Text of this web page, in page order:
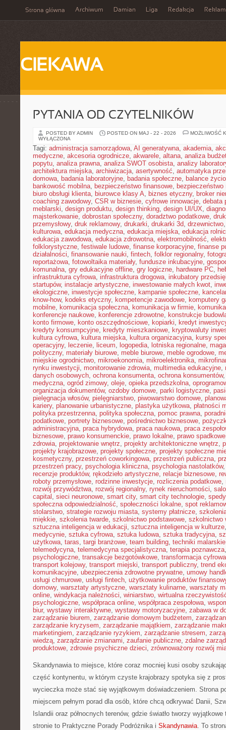
Strona główna Archiwum Damian Liga Redakcja
CIEKAWA
PYTANIA OD CZYTELNIKÓW
POSTED BY ADMIN POSTED ON MAJ - 22 - 2026
MOŻLIWOŚĆ
WYŁĄCZONA
Tagi: administracja samorządowa, AI generatywna, akademia,
medyczne, akcesoria ogrodnicze, akwarele, altana, analiza
popytu, analiza prawna, analiza SWOT osobista, analizy
architektura miejska, archiwizacja, asertywność, automatyka
domowa, badania laboratoryjne, badania społeczne, balance
bankowość mobilna, bezpieczeństwo finansowe, bezpieczeństwo
biuro obsługi klienta, biurowce klasy A, biznes etyczny, broker
coaching zawodowy, CSR w biznesie, cyfrowe innowacje, debata
meblarski, design produktu, design thinking, design UI/UX,
majsterkowanie, dobrostan społeczny, doradztwo podatkowe,
przemysłowy, druk reklamowy, drukarki, drukarki 3d, drzewnictwo
kulturowa, edukacja medyczna, edukacja miejska, edukacja
edukacja zawodowa, edukacja zdrowotna, elektromobilność,
folklorystyczne, festiwale ludowe, finanse korporacyjne, finanse
działalności, finansowanie nauki, fintech, folklor regionalny,
reportażowa, fotowoltaika materiały, fundusze inkubacyjne,
komunalna, gry edukacyjne offline, gry logiczne, hardware PC,
infrastruktura cyfrowa, infrastruktura drogowa, inkubatory
startupów, instalacje artystyczne, inwestowanie małych kwot,
ekologiczne, inwestycje społeczne, kampanie społeczne,
know-how, kodeks etyczny, kompetencje zawodowe, komputery
mobilne, komunikacja społeczna, komunikacja w firmie,
konferencje naukowe, konferencje zdrowotne, konstrukcje
konto firmowe, konto oszczędnościowe, kopiarki, kredyt
kredyty konsumpcyjne, kredyty mieszkaniowe, kryptowaluty
kultura cyfrowa, kultura miejska, kultura organizacyjna, kursy
operacyjny, leczenie, liceum, logopedia, lotniska regionalne,
polityczny, materiały biurowe, meble biurowe, meble ogrodowe,
miejskie ogrodnictwo, mikroekonomia, mikroelektronika,
rynku inwestycji, monitorowanie zdrowia, multimedia edukacyjne,
danych osobowych, ochrona konsumenta, ochrona konsumentów
medyczna, ogród zimowy, oleje, opieka przedszkolna,
organizacja dokumentów, ozdoby domowe, parki logistyczne,
pielęgnacja włosów, pielęgniarstwo, piwowarstwo domowe,
kariery, planowanie urbanistyczne, plastyka użytkowa, płatności
polityka przestrzenna, polityka społeczna, pomoc prawna,
podatkowe, portrety biznesowe, pośrednictwo biznesowe,
administracyjna, praca hybrydowa, praca naukowa, praca
biznesowe, prawo konsumenckie, prawo lokalne, prawo spadkowe
zdrowia, projektowanie wnętrz, projekty architektoniczne wnętrz,
projekty krajobrazowe, projekty społeczne, projekty społeczne
kosmetyczny, przestrzeń coworkingowa, przestrzeń publiczna,
przestrzeń pracy, psychologia kliniczna, psychologia nastolatków
recenzje produktów, rękodzieło artystyczne, relacje biznesowe,
roboty przemysłowe, rodzinne inwestycje, rozliczenia podatkowe,
rozwój przywództwa, rozwój regionalny, rynek nieruchomości,
capital , sieci neuronowe, smart city, smart city technologie,
społeczna odpowiedzialność, społeczności lokalne, spot
stolarstwo, strategie rozwoju miasta, systemy płatnicze,
miękkie, szkolenia twarde, szkolnictwo podstawowe, szkolnictwo
sztuczna inteligencja w edukacji, sztuczna inteligencja w kulturze
medycynie, sztuka cyfrowa, sztuka ludowa, sztuka tradycyjna,
użytkowa, taras, targi branżowe, team building, techniki malarskie
telemedycyna, telemedycyna specjalistyczna, terapia poznawcza
psychologiczne, transakcje bezgotówkowe, transformacja cyfrowa
transport kolejowy, transport miejski, transport publiczny, trend
komunikacyjne, ubezpieczenia zdrowotne prywatne, umowy
usługi chmurowe, usługi fintech, użytkowanie produktów
domowy, warsztaty artystyczne, warsztaty kulinarne, warsztaty
online, windykacja należności, winiarstwo, wirtualna
psychologiczne, współpraca online, współpraca zespołowa,
biur, wystawy interaktywne, wystawy motoryzacyjne, zabawa w
zarządzanie biurem, zarządzanie domowym budżetem,
zarządzanie kryzysem, zarządzanie majątkiem, zarządzanie
marketingiem, zarządzanie ryzykiem, zarządzanie stresem,
wiedzą, zarządzanie zmianami, zaufanie publiczne, zdalne
produktowe, zdrowie psychiczne dzieci, zrównoważony rozwój
Skandynawia to miejsce, które coraz mocniej kusi osoby
część kontynentu, w którym czyste krajobrazy spotyka się z
wycieczka może stać się wyjątkowym doświadczeniem. Strona
miejscem pełnym porad dla osób, które chcą odkrywać Danii,
Islandii oraz północnych terenów, gdzie światło tworzy wyjątkowe
stronie to Praktyczne Porady Podróżnika i Skandynawia. To